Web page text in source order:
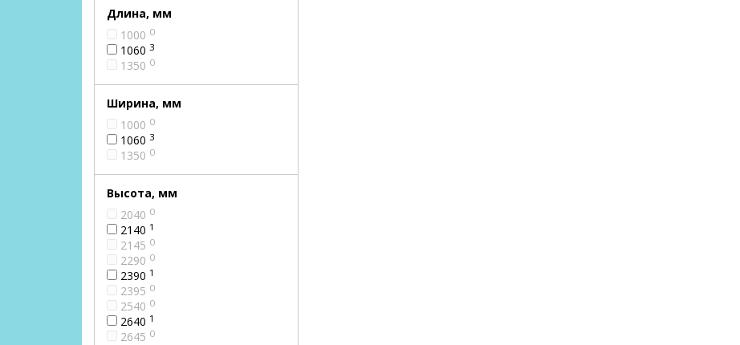
Длина, мм
1000 0
1060 3
1350 0
Ширина, мм
1000 0
1060 3
1350 0
Высота, мм
2040 0
2140 1
2145 0
2290 0
2390 1
2395 0
2540 0
2640 1
2645 0